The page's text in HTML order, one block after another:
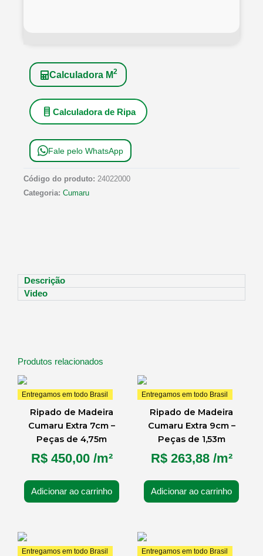
Calculadora M2
Calculadora de Ripa
Fale pelo WhatsApp
Código do produto: 24022000
Categoria: Cumaru
Descrição
Video
Produtos relacionados
Entregamos em todo Brasil
Ripado de Madeira
Cumaru Extra 7cm –
Peças de 4,75m
R$450,00/m²
Adicionar ao carrinho
Entregamos em todo Brasil
Ripado de Madeira
Cumaru Extra 9cm –
Peças de 1,53m
R$263,88/m²
Adicionar ao carrinho
Entregamos em todo Brasil Entregamos em todo Brasil